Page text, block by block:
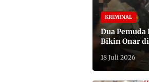
KRIMINAL
Dua
Bikin Onar
Satu Bawa
18 Juli 2026